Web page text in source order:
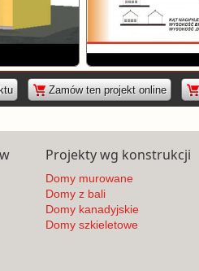
Zamów ten projekt online
Projekty wg konstrukcji
Domy murowane
Domy z bali
Domy kanadyjskie
Domy szkieletowe